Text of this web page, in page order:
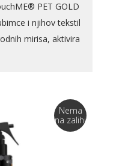
PET GOLD
i njihov tekstil
mirisa, aktivira
Nema
na zalihi